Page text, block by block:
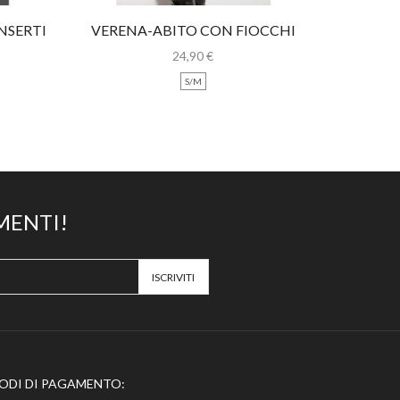
VERENA-ABITO CON FIOCCHI
LEOPARDATI
24,90€
S/M
DI PAGAMENTO: